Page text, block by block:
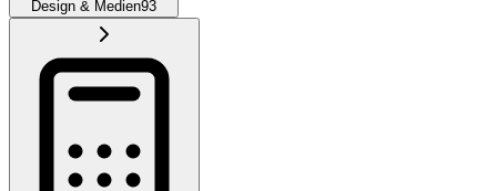
Design & Medien93